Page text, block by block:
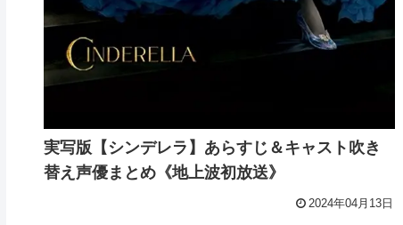
実写版【シンデレラ】あらすじ＆キャスト吹き
替え声優まとめ《地上波初放送》
2024年04月13日